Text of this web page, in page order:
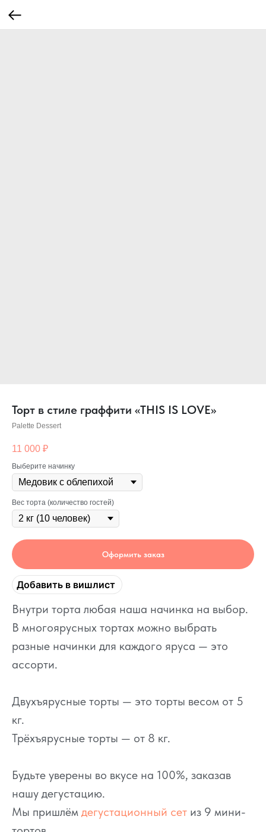
Торт в стиле граффити «THIS IS LOVE»
Palette Dessert
11 000 ₽
Выберите начинку
Вес торта (количество гостей)
Оформить заказ
Добавить в вишлист
Внутри торта любая наша начинка на выбор.
В многоярусных тортах можно выбрать
разные начинки для каждого яруса — это
ассорти.
Двухъярусные торты — это торты весом от 5
кг.
Трёхъярусные торты — от 8 кг.
Будьте уверены во вкусе на 100%, заказав
нашу дегустацию.
Мы пришлём дегустационный сет из 9 мини-